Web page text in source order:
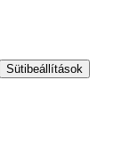
Sütibeállítások